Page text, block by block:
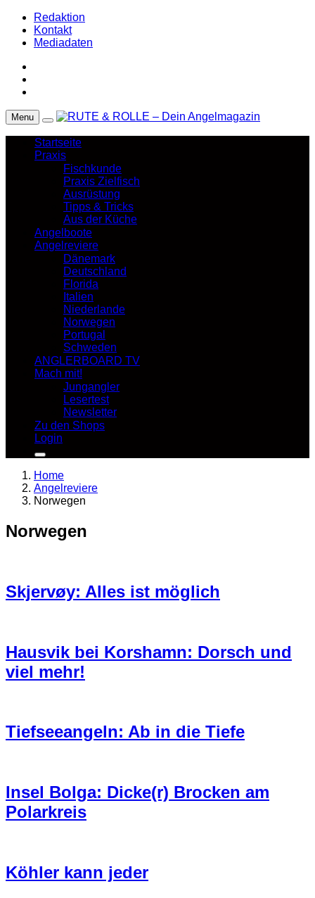
Redaktion
Kontakt
Mediadaten
Menu
Startseite
Praxis
Fischkunde
Praxis Zielfisch
Ausrüstung
Tipps & Tricks
Aus der Küche
Angelboote
Angelreviere
Dänemark
Deutschland
Florida
Italien
Niederlande
Norwegen
Portugal
Schweden
ANGLERBOARD TV
Mach mit!
Jungangler
Lesertest
Newsletter
Zu den Shops
Login
Home
Angelreviere
Norwegen
Norwegen
Skjervøy: Alles ist möglich
Hausvik bei Korshamn: Dorsch und
viel mehr!
Tiefseeangeln: Ab in die Tiefe
Insel Bolga: Dicke(r) Brocken am
Polarkreis
Köhler kann jeder